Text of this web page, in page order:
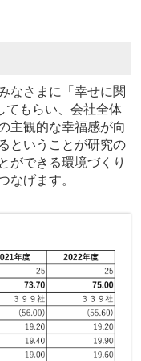
なさまに「幸せに関
てもらい、会社全体
主観的な幸福感が向
ということが研究の
ができる環境づくり
なげます。